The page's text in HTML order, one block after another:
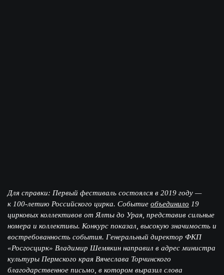
Для справки: Первый фестиваль состоялся в 2019 году —
к 100-летию Российского цирка. Событие объединило 19
цирковых коллективов от Ялты до Урая, представив сильные
номера и коллективы. Конкурс показал, высокую значимость и
востребованность события. Генеральный директор ФКП
«Росгосцирк» Владимир Шемякин направил в адрес министра
культуры Пермского края Вячеслава Торчинского
благодарственное письмо, в котором выразил слова